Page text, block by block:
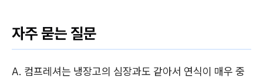
자주 묻는 질문
A. 컴프레셔는 냉장고의 심장과도 같아서 연식이 매우 중